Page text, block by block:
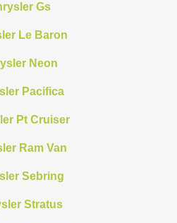
Gs
Le Baron
Neon
Pacifica
Pt Cruiser
Ram Van
Sebring
Stratus